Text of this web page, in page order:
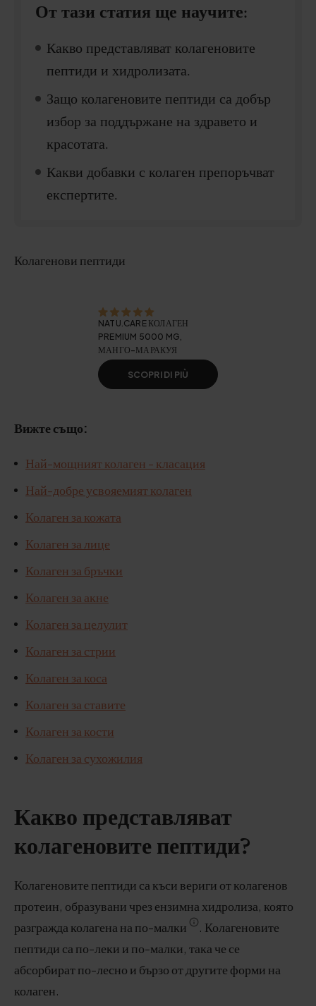
От тази статия ще научите:
Какво представляват колагеновите
пептиди и хидролизата.
Защо колагеновите пептиди са добър
избор за поддържане на здравето и
красотата.
Какви добавки с колаген препоръчват
експертите.
Колагенови пептиди
NATU.CARE КОЛАГЕН
PREMIUM 5000 MG,
МАНГО-МАРАКУЯ
SCOPRI DI PIÙ
Вижте също:
Най-мощният колаген - класация
Най-добре усвояемият колаген
Колаген за кожата
Колаген за лице
Колаген за бръчки
Колаген за акне
Колаген за целулит
Колаген за стрии
Колаген за коса
Колаген за ставите
Колаген за кости
Колаген за сухожилия
Какво представляват
колагеновите пептиди?
Колагеновите пептиди са къси вериги от колагенов
протеин, образувани чрез ензимна хидролиза, която
разгражда колагена на по-малки
. Колагеновите
пептиди са по-леки и по-малки, така че се
абсорбират по-лесно и бързо от другите форми на
колаген.